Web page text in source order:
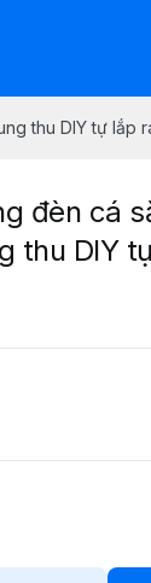
thu DIY tự lắp
đèn cá
thu DIY